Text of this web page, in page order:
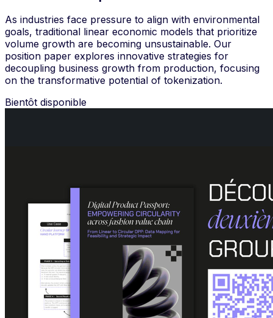
As industries face pressure to align with environmental
goals, traditional linear economic models that prioritize
volume growth are becoming unsustainable. Our
position paper explores innovative strategies for
decoupling business growth from production, focusing
on the transformative potential of tokenization.
Bientôt disponible